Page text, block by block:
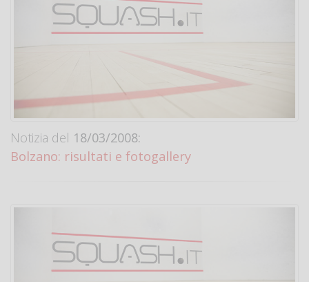
Notizia del 18/03/2008:
Bolzano: risultati e fotogallery